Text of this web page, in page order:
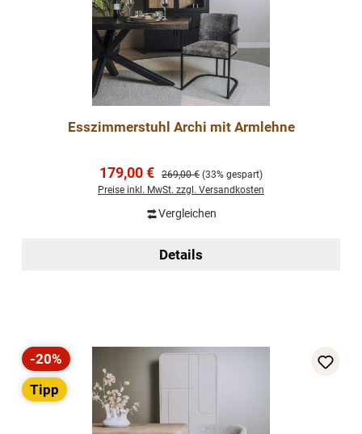
Esszimmerstuhl Archi mit Armlehne
Verkaufspreis:
179,00 € Regulärer Preis:
269,00 € (33% gespart)
Preise inkl. MwSt. zzgl. Versandkosten
Vergleichen
Details
Rabatt
-20%
Tipp